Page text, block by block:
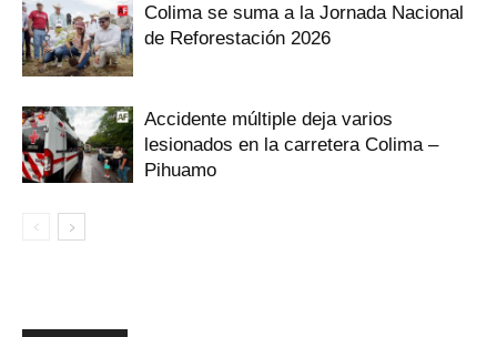
Colima se suma a la Jornada Nacional
de Reforestación 2026
Accidente múltiple deja varios
lesionados en la carretera Colima –
Pihuamo